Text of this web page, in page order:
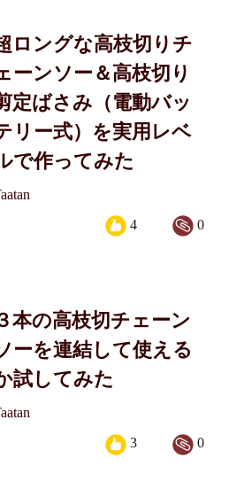
ロングな高枝切りチ
ーンソー＆高枝切り
定ばさみ（電動バッ
リー式）を実用レベ
で作ってみた
0
4
本の高枝切チェーン
ーを連結して使える
試してみた
0
3